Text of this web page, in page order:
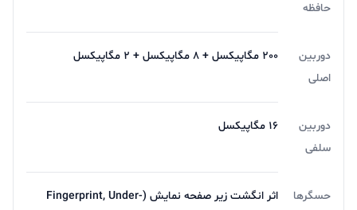
حافظه
دوربین
اصلی
200 مگاپیکسل + 8 مگاپیکسل + 2 مگاپیکسل
دوربین
سلفی
16 مگاپیکسل
حسگرها
اثر انگشت زیر صفحه نمایش (Fingerprint, Under-